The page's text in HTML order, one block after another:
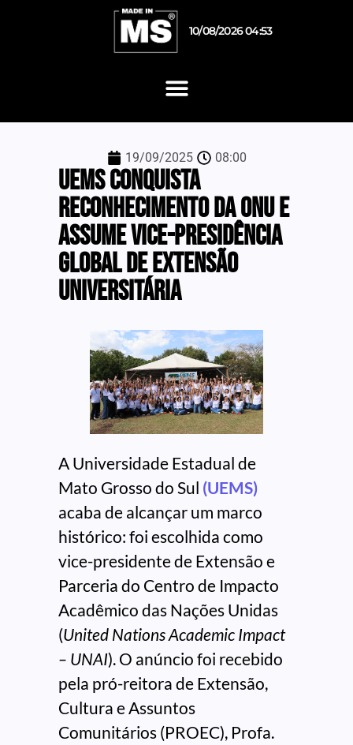
10/08/2026 04:53
19/09/2025 08:00
UEMS conquista
reconhecimento da ONU e
assume vice-presidência
global de Extensão
Universitária
A Universidade Estadual de
Mato Grosso do Sul (UEMS)
acaba de alcançar um marco
histórico: foi escolhida como
vice-presidente de Extensão e
Parceria do Centro de Impacto
Acadêmico das Nações Unidas
(United Nations Academic Impact
– UNAI). O anúncio foi recebido
pela pró-reitora de Extensão,
Cultura e Assuntos
Comunitários (PROEC), Profa.